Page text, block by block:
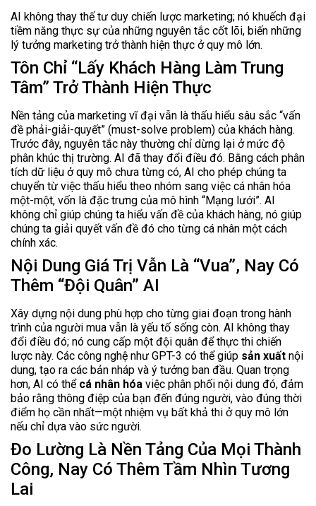
AI không thay thế tư duy chiến lược marketing; nó khuếch đại
tiềm năng thực sự của những nguyên tắc cốt lõi, biến những
lý tưởng marketing trở thành hiện thực ở quy mô lớn.
Tôn Chỉ “Lấy Khách Hàng Làm Trung
Tâm” Trở Thành Hiện Thực
Nền tảng của marketing vĩ đại vẫn là thấu hiểu sâu sắc “vấn
đề phải-giải-quyết” (must-solve problem) của khách hàng.
Trước đây, nguyên tắc này thường chỉ dừng lại ở mức độ
phân khúc thị trường. AI đã thay đổi điều đó. Bằng cách phân
tích dữ liệu ở quy mô chưa từng có, AI cho phép chúng ta
chuyển từ việc thấu hiểu theo nhóm sang việc cá nhân hóa
một-một, vốn là đặc trưng của mô hình “Mạng lưới”. AI
không chỉ giúp chúng ta hiểu vấn đề của khách hàng, nó giúp
chúng ta giải quyết vấn đề đó cho từng cá nhân một cách
chính xác.
Nội Dung Giá Trị Vẫn Là “Vua”, Nay Có
Thêm “Đội Quân” AI
Xây dựng nội dung phù hợp cho từng giai đoạn trong hành
trình của người mua vẫn là yếu tố sống còn. AI không thay
đổi điều đó; nó cung cấp một đội quân để thực thi chiến
lược này. Các công nghệ như GPT-3 có thể giúp sản xuất nội
dung, tạo ra các bản nháp và ý tưởng ban đầu. Quan trọng
hơn, AI có thể cá nhân hóa việc phân phối nội dung đó, đảm
bảo rằng thông điệp của bạn đến đúng người, vào đúng thời
điểm họ cần nhất—một nhiệm vụ bất khả thi ở quy mô lớn
nếu chỉ dựa vào sức người.
Đo Lường Là Nền Tảng Của Mọi Thành
Công, Nay Có Thêm Tầm Nhìn Tương
Lai